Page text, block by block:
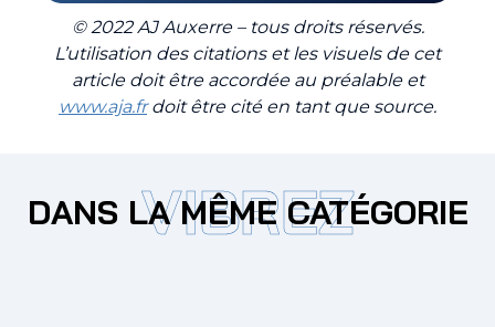
© 2022 AJ Auxerre – tous droits réservés.
L’utilisation des citations et les visuels de cet
article doit être accordée au préalable et
www.aja.frdoit être cité en tant que source.
VIBREZ
DANS LA MÊME CATÉGORIE